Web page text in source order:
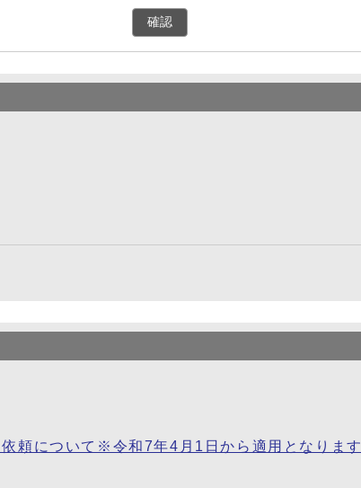
確認
頼について※令和7年4月1日から適用となりま